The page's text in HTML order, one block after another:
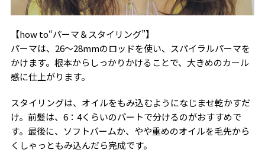
【how to“パーマ＆スタイリング”】
パーマは、26〜28mmのロッドを使い、スパイラルパーマを
かけます。根本からしっかりかけることで、大きめのカール
感に仕上がります。
スタイリングは、オイルをもみ込むようになじませ乾かすだ
け。前髪は、6：4くらいのパートで分けるのがおすすめで
す。最後に、ソフトバームか、やや重めのオイルを毛先から
くしゃっともみ込んだら完成です。